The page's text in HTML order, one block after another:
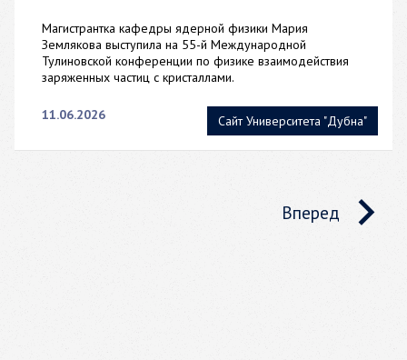
Сайт Университета "Дубна"
Магистрантка кафедры ядерной физики Мария
Землякова выступила на 55-й Международной
Тулиновской конференции по физике взаимодействия
заряженных частиц с кристаллами.
11.06.2026
Вперед